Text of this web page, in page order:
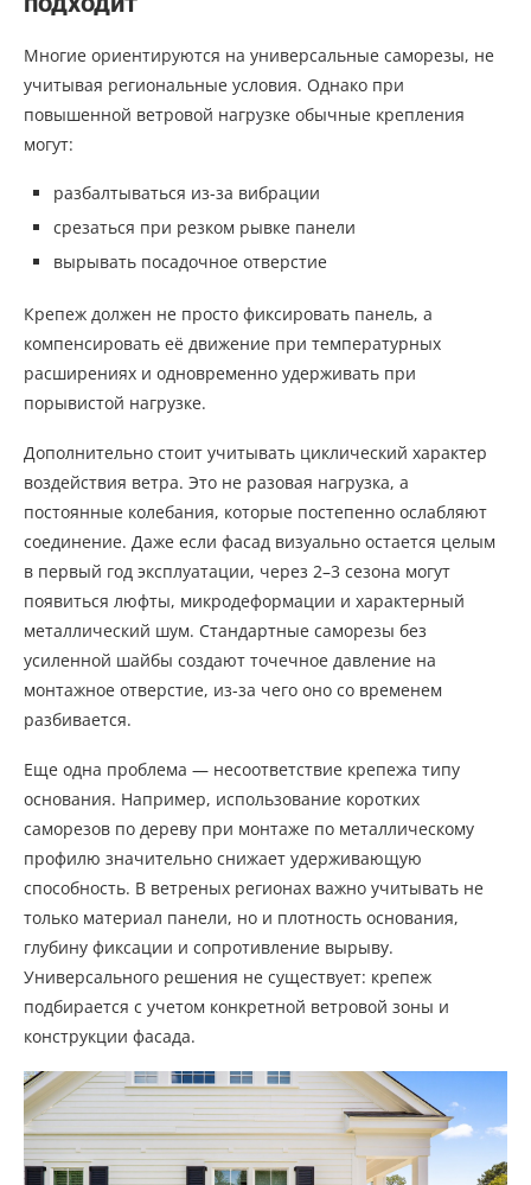
Многие ориентируются на универсальные саморезы, не
учитывая региональные условия. Однако при
повышенной ветровой нагрузке обычные крепления
могут:
разбалтываться из-за вибрации
срезаться при резком рывке панели
вырывать посадочное отверстие
Крепеж должен не просто фиксировать панель, а
компенсировать её движение при температурных
расширениях и одновременно удерживать при
порывистой нагрузке.
Дополнительно стоит учитывать циклический характер
воздействия ветра. Это не разовая нагрузка, а
постоянные колебания, которые постепенно ослабляют
соединение. Даже если фасад визуально остается целым
в первый год эксплуатации, через 2–3 сезона могут
появиться люфты, микродеформации и характерный
металлический шум. Стандартные саморезы без
усиленной шайбы создают точечное давление на
монтажное отверстие, из-за чего оно со временем
разбивается.
Еще одна проблема — несоответствие крепежа типу
основания. Например, использование коротких
саморезов по дереву при монтаже по металлическому
профилю значительно снижает удерживающую
способность. В ветреных регионах важно учитывать не
только материал панели, но и плотность основания,
глубину фиксации и сопротивление вырыву.
Универсального решения не существует: крепеж
подбирается с учетом конкретной ветровой зоны и
конструкции фасада.